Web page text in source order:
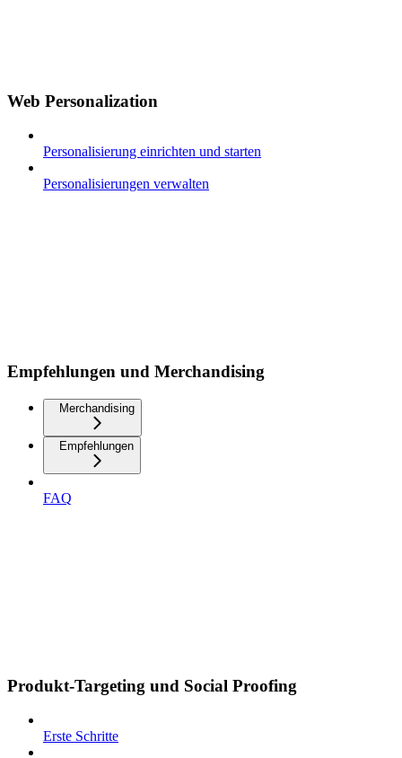
Web Personalization
Personalisierung einrichten und starten
Personalisierungen verwalten
Empfehlungen und Merchandising
Merchandising
Empfehlungen
FAQ
Produkt-Targeting und Social Proofing
Erste Schritte